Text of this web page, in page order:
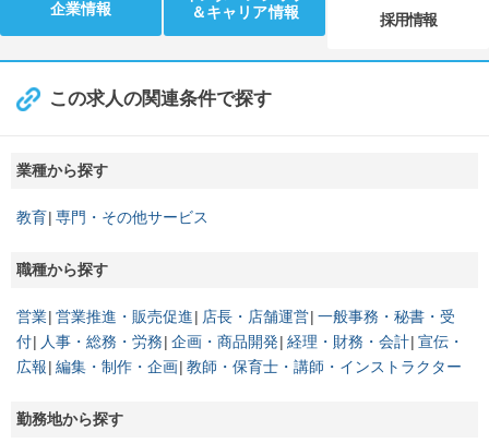
企業情報
＆キャリア情報
採用情報
この求人の関連条件で探す
業種から探す
教育 専門・その他サービス
職種から探す
営業 営業推進・販売促進 店長・店舗運営 一般事務・秘書・受
付
人事・総務・労務 企画・商品開発 経理・財務・会計 宣伝・
広報 編集・制作・企画 教師・保育士・講師・インストラクター
勤務地から探す